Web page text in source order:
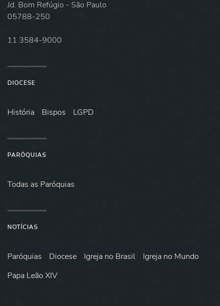
Jd. Bom Refúgio - São Paulo
05788-250
11 3584-9000
DIOCESE
História Bispos LGPD
PARÓQUIAS
Todas as Paróquias
NOTÍCIAS
Paróquias Diocese Igreja no Brasil
Igreja no Mundo
Papa Leão XIV